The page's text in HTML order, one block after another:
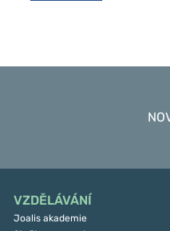
VZDĚLÁVÁNÍ
Joalis akademie